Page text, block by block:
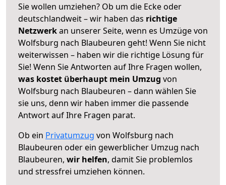
Sie wollen umziehen? Ob um die Ecke oder
deutschlandweit – wir haben das richtige
Netzwerkan unserer Seite, wenn es Umzüge von
Wolfsburg nach Blaubeuren geht! Wenn Sie nicht
weiterwissen – haben wir die richtige Lösung für
Sie! Wenn Sie Antworten auf Ihre Fragen wollen,
was kostet überhaupt mein Umzug von
Wolfsburg nach Blaubeuren – dann wählen Sie
sie uns, denn wir haben immer die passende
Antwort auf Ihre Fragen parat.
Ob ein Privatumzug von Wolfsburg nach
Blaubeuren oder ein gewerblicher Umzug nach
Blaubeuren, wir helfen, damit Sie problemlos
und stressfrei umziehen können.